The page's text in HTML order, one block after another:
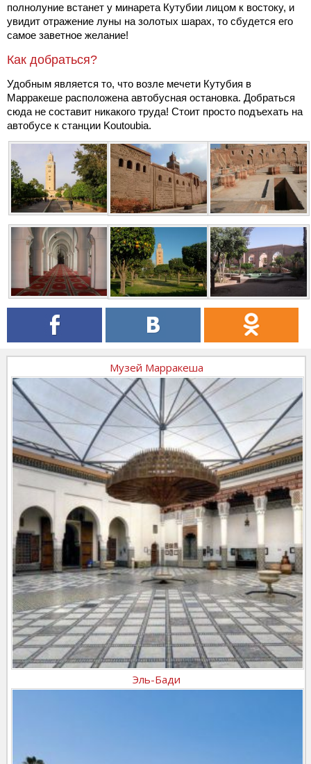
полнолуние встанет у минарета Кутубии лицом к востоку, и
увидит отражение луны на золотых шарах, то сбудется его
самое заветное желание!
Как добраться?
Удобным является то, что возле мечети Кутубия в
Марракеше расположена автобусная остановка. Добраться
сюда не составит никакого труда! Стоит просто подъехать на
автобусе к станции Koutoubia.
Музей Марракеша
Эль-Бади